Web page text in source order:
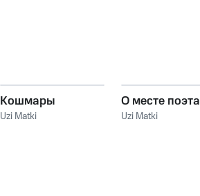
Кошмары
Uzi Matki
О месте поэта
Uzi Matki